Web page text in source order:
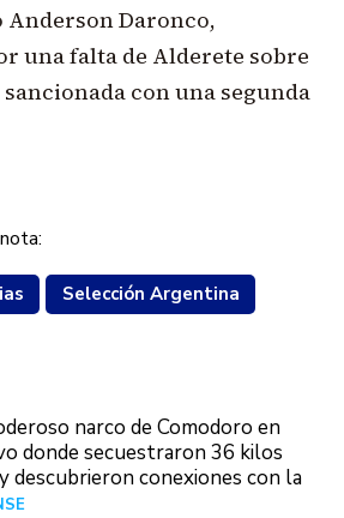
Daronco,
una falta de Alderete sobre
con una segunda
Selección Argentina
narco de Comodoro en
donde secuestraron 36 kilos
descubrieron conexiones con la